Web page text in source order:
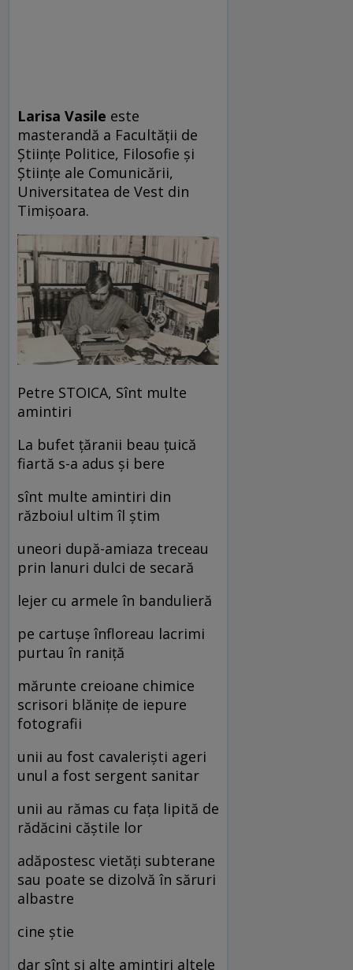
Larisa Vasile este
masterandă a Facultății de
Științe Politice, Filosofie și
Științe ale Comunicării,
Universitatea de Vest din
Timișoara.
Petre STOICA, Sînt multe
amintiri
La bufet ţăranii beau ţuică
fiartă s-a adus şi bere
sînt multe amintiri din
războiul ultim îl ştim
uneori după-amiaza treceau
prin lanuri dulci de secară
lejer cu armele în bandulieră
pe cartuşe înfloreau lacrimi
purtau în raniţă
mărunte creioane chimice
scrisori blăniţe de iepure
fotografii
unii au fost cavalerişti ageri
unul a fost sergent sanitar
unii au rămas cu faţa lipită de
rădăcini căştile lor
adăpostesc vietăţi subterane
sau poate se dizolvă în săruri
albastre
cine ştie
dar sînt şi alte amintiri altele